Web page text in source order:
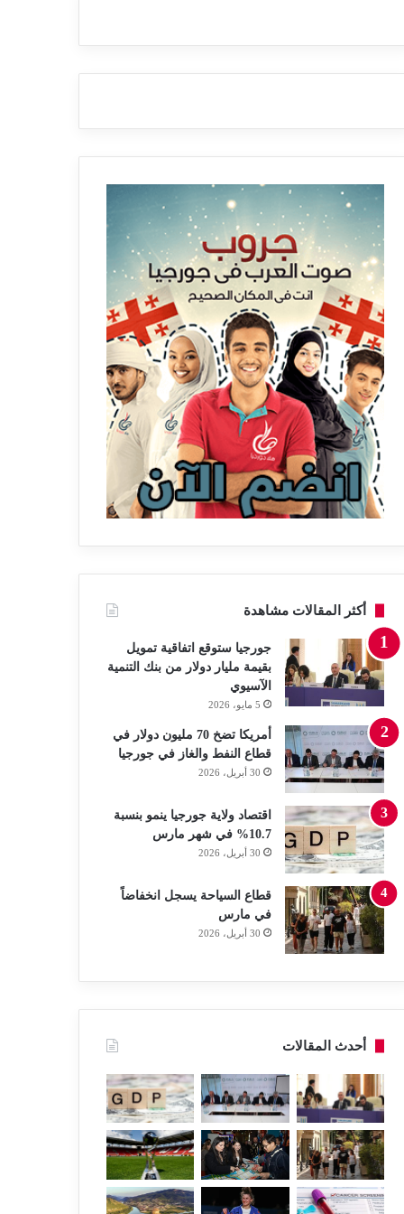
أكثر المقالات مشاهدة
جورجيا ستوقع اتفاقية تمويل
بقيمة مليار دولار من بنك التنمية
الآسيوي
5 مايو، 2026
أمريكا تضخ 70 مليون دولار في
قطاع النفط والغاز في جورجيا
30 أبريل، 2026
اقتصاد ولاية جورجيا ينمو بنسبة
10.7% في شهر مارس
30 أبريل، 2026
قطاع السياحة يسجل انخفاضاً
في مارس
30 أبريل، 2026
أحدث المقالات